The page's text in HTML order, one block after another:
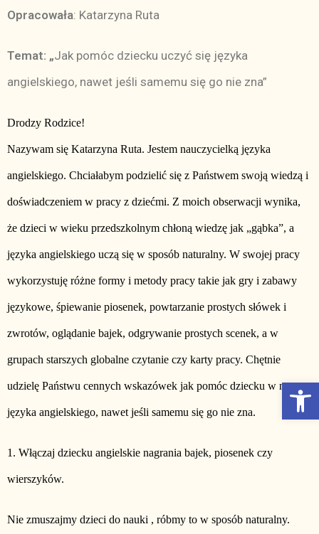
Otwórz Pasek narzędzi
Opracowała: Katarzyna Ruta
Temat: „Jak pomóc dziecku uczyć się języka
angielskiego, nawet jeśli samemu się go nie zna”
Drodzy Rodzice!
Nazywam się Katarzyna Ruta. Jestem nauczycielką języka
angielskiego. Chciałabym podzielić się z Państwem swoją wiedzą i
doświadczeniem w pracy z dziećmi. Z moich obserwacji wynika,
że dzieci w wieku przedszkolnym chłoną wiedzę jak „gąbka”, a
języka angielskiego uczą się w sposób naturalny. W swojej pracy
wykorzystuję różne formy i metody pracy takie jak gry i zabawy
językowe, śpiewanie piosenek, powtarzanie prostych słówek i
zwrotów, oglądanie bajek, odgrywanie prostych scenek, a w
grupach starszych globalne czytanie czy karty pracy. Chętnie
udzielę Państwu cennych wskazówek jak pomóc dziecku w nauce
języka angielskiego, nawet jeśli samemu się go nie zna.
1. Włączaj dziecku angielskie nagrania bajek, piosenek czy
wierszyków.
Nie zmuszajmy dzieci do nauki , róbmy to w sposób naturalny.